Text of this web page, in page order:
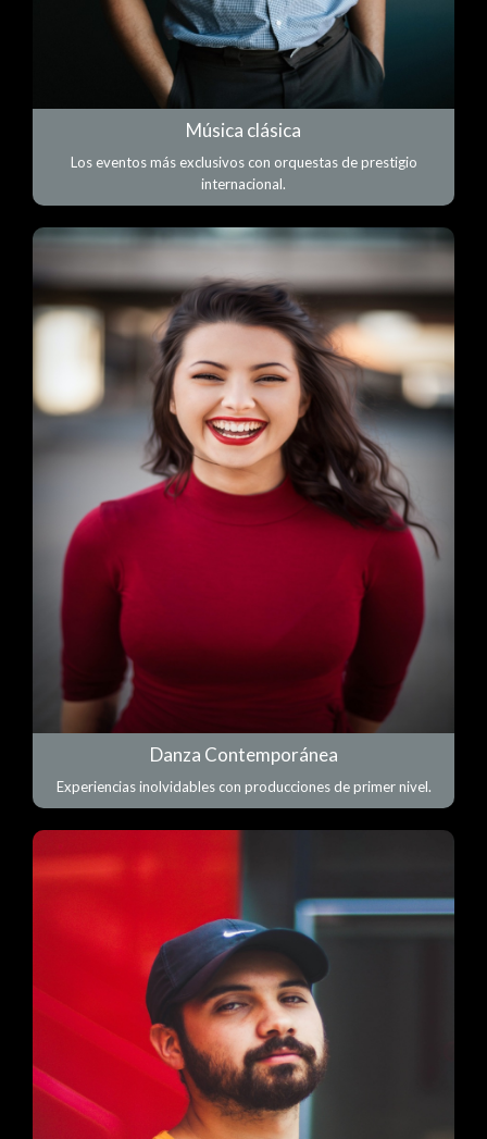
Música clásica
Los eventos más exclusivos con orquestas de prestigio
internacional.
Danza Contemporánea
Experiencias inolvidables con producciones de primer nivel.